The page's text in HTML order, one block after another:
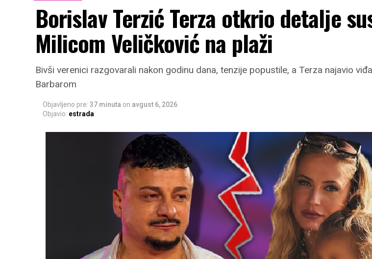
Borislav Terzić Terza otkrio detalje
Milicom Veličković na plaži
Bivši verenici razgovarali nakon godinu dana, tenzije popustile, a Terza najavio
Barbarom
Objavljeno pre: 37 minuta on avgust 6, 2026
Objavio: estrada